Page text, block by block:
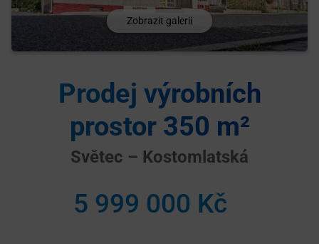
Zobrazit galerii
Prodej výrobních
prostor 350 m²
Světec – Kostomlatská
5 999 000 Kč